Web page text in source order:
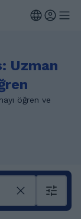
Uzman
öğren ve